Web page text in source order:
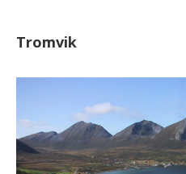
Tromvik